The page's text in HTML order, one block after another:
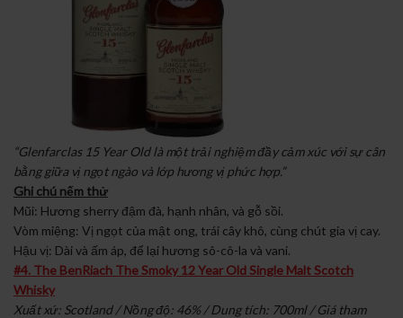
“Glenfarclas 15 Year Old là một trải nghiệm đầy cảm xúc với sự cân
bằng giữa vị ngọt ngào và lớp hương vị phức hợp.”
Ghi chú nếm thử
Mũi: Hương sherry đậm đà, hạnh nhân, và gỗ sồi.
Vòm miệng: Vị ngọt của mật ong, trái cây khô, cùng chút gia vị cay.
Hậu vị: Dài và ấm áp, để lại hương sô-cô-la và vani.
#4. The BenRiach The Smoky 12 Year Old Single Malt Scotch
Whisky
Xuất xứ: Scotland / Nồng độ: 46% / Dung tích: 700ml / Giá tham